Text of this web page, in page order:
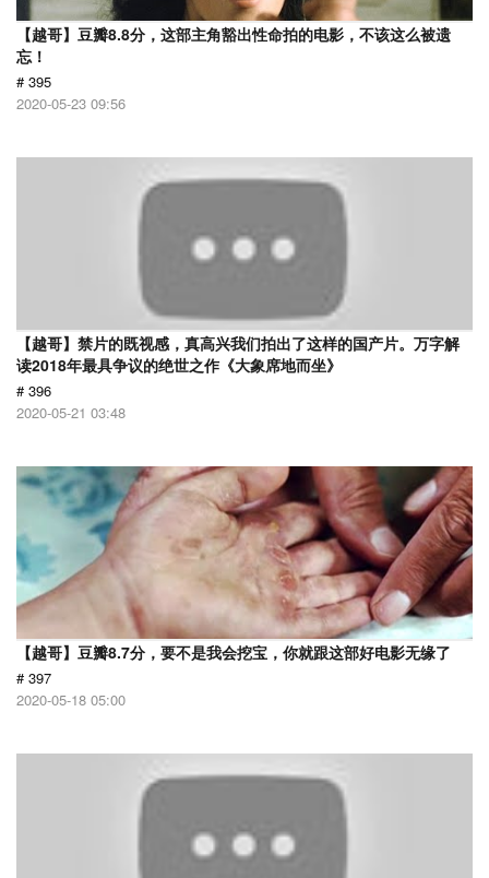
【越哥】豆瓣8.8分，这部主角豁出性命拍的电影，不该这么被遗
忘！
# 395
2020-05-23 09:56
【越哥】禁片的既视感，真高兴我们拍出了这样的国产片。万字解
读2018年最具争议的绝世之作《大象席地而坐》
# 396
2020-05-21 03:48
【越哥】豆瓣8.7分，要不是我会挖宝，你就跟这部好电影无缘了
# 397
2020-05-18 05:00